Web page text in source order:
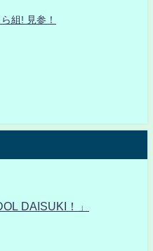
組! 見参！
DAISUKI！」